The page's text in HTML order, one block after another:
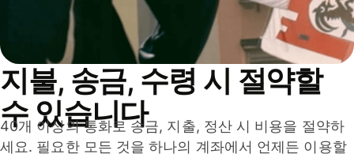
지불, 송금, 수령 시 절약할
수 있습니다
40개 이상의 통화로 송금, 지출, 정산 시 비용을 절약하
세요. 필요한 모든 것을 하나의 계좌에서 언제든 이용할